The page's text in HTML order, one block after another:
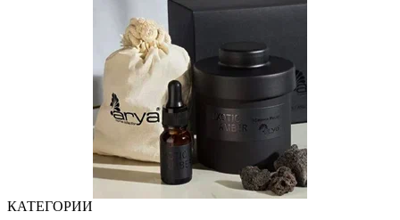
КАТЕГОРИИ